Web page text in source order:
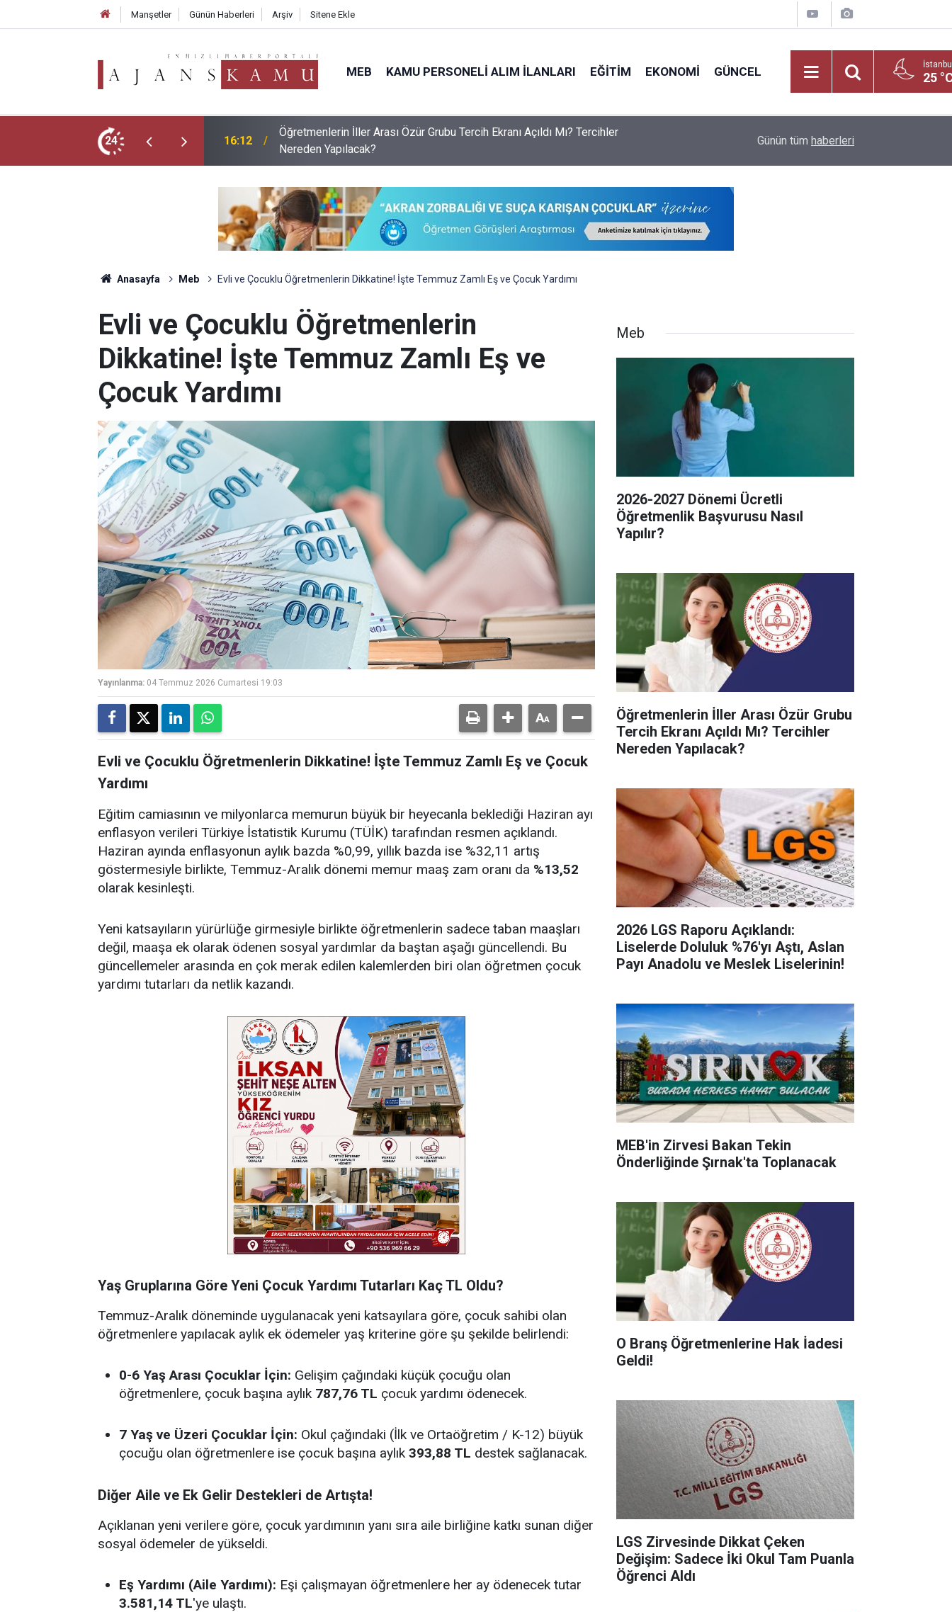
Manşetler Günün Haberleri Arşiv Sitene Ekle
MEB KAMU PERSONELI ALIM İLANLARI EĞITIM EKONOMI GÜNCEL 25
24
Tercih Ekranı Açıldı Mı? Tercihler
09:02
2026 LGS Raporu Açıklandı: Liselerde Doluluk %76'yı Aştı, Aslan Payı Anadolu
ve Meslek Liselerinin!
MEB'in Zirvesi Bakan Tekin Önderliğinde
Günün tüm haberleri
Anasayfa Meb Evli ve Çocuklu Öğretmenlerin Dikkatine! İşte Temmuz Zamlı Eş ve Çocuk Yardımı
Evli ve Çocuklu Öğretmenlerin
Dikkatine! İşte Temmuz Zamlı Eş ve
Çocuk Yardımı
Yayınlanma: 04 Temmuz 2026 Cumartesi 19:03
Evli ve Çocuklu Öğretmenlerin Dikkatine! İşte Temmuz Zamlı Eş ve Çocuk
Yardımı
Eğitim camiasının ve milyonlarca memurun büyük bir heyecanla beklediği Haziran ayı
enflasyon verileri Türkiye İstatistik Kurumu (TÜİK) tarafından resmen açıklandı.
Haziran ayında enflasyonun aylık bazda %0,99, yıllık bazda ise %32,11 artış
göstermesiyle birlikte, Temmuz-Aralık dönemi memur maaş zam oranı da %13,52
olarak kesinleşti.
Yeni katsayıların yürürlüğe girmesiyle birlikte öğretmenlerin sadece taban maaşları
değil, maaşa ek olarak ödenen sosyal yardımlar da baştan aşağı güncellendi. Bu
güncellemeler arasında en çok merak edilen kalemlerden biri olan öğretmen çocuk
yardımı tutarları da netlik kazandı.
Yaş Gruplarına Göre Yeni Çocuk Yardımı Tutarları Kaç TL Oldu?
Temmuz-Aralık döneminde uygulanacak yeni katsayılara göre, çocuk sahibi olan
öğretmenlere yapılacak aylık ek ödemeler yaş kriterine göre şu şekilde belirlendi:
0-6 Yaş Arası Çocuklar İçin: Gelişim çağındaki küçük çocuğu olan
öğretmenlere, çocuk başına aylık 787,76 TL çocuk yardımı ödenecek.
7 Yaş ve Üzeri Çocuklar İçin: Okul çağındaki (İlk ve Ortaöğretim / K-12) büyük
çocuğu olan öğretmenlere ise çocuk başına aylık 393,88 TL destek sağlanacak.
Diğer Aile ve Ek Gelir Destekleri de Artışta!
Açıklanan yeni verilere göre, çocuk yardımının yanı sıra aile birliğine katkı sunan diğer
sosyal ödemeler de yükseldi.
Eş Yardımı (Aile Yardımı): Eşi çalışmayan öğretmenlere her ay ödenecek tutar
3.581,14 TL'ye ulaştı.
Meb
2026-2027 Dönemi Ücretli
Öğretmenlik Başvurusu Nasıl
Yapılır?
Öğretmenlerin İller Arası Özür Grubu
Tercih Ekranı Açıldı Mı? Tercihler
Nereden Yapılacak?
2026 LGS Raporu Açıklandı:
Liselerde Doluluk %76'yı Aştı, Aslan
Payı Anadolu ve Meslek Liselerinin!
MEB'in Zirvesi Bakan Tekin
Önderliğinde Şırnak'ta Toplanacak
O Branş Öğretmenlerine Hak İadesi
Geldi!
LGS Zirvesinde Dikkat Çeken
Değişim: Sadece İki Okul Tam Puanla
Öğrenci Aldı